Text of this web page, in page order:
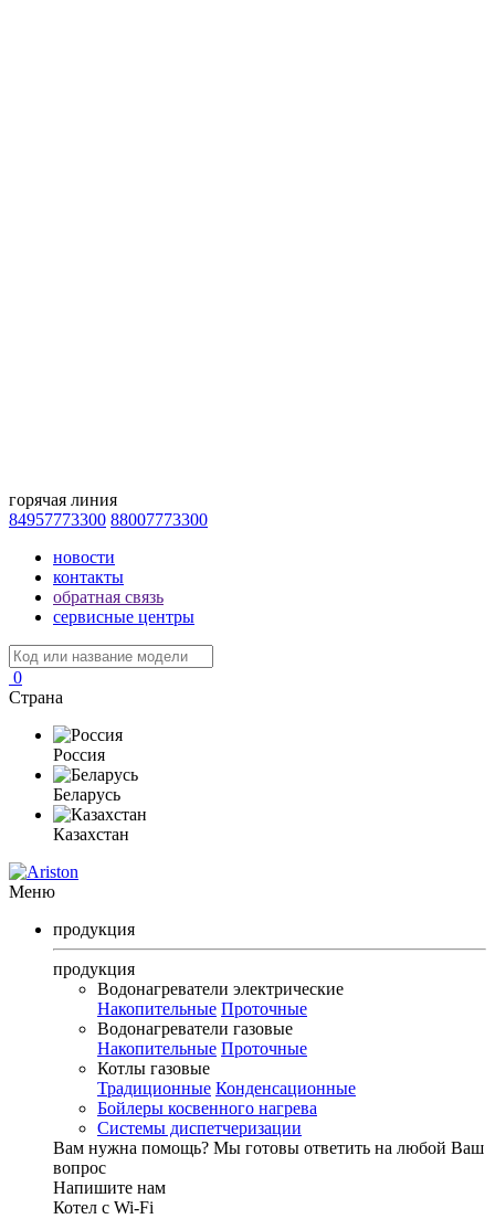
горячая линия
84957773300 88007773300
новости
контакты
обратная связь
сервисные центры
0
Страна
Россия
Беларусь
Казахстан
Меню
продукция
продукция
Водонагреватели электрические
Накопительные Проточные
Водонагреватели газовые
Накопительные Проточные
Котлы газовые
Традиционные Конденсационные
Бойлеры косвенного нагрева
Системы диспетчеризации
Вам нужна помощь? Мы готовы ответить на любой Ваш
вопрос
Напишите нам
Котел с Wi-Fi